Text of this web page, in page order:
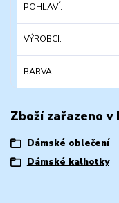
POHLAVÍ
VÝROBCI
BARVA
Zboží zařazeno
Dámské oblečení
Dámské kalhotky